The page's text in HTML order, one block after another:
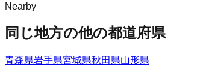
Nearby
同じ地方の他の都道府県
青森県岩手県宮城県秋田県山形県